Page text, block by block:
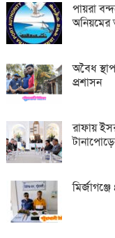
পায়রা
অবৈধ
প্রশাসন
রাফায়